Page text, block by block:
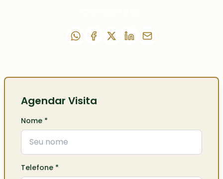
Agendar Visita
Nome *
Telefone *